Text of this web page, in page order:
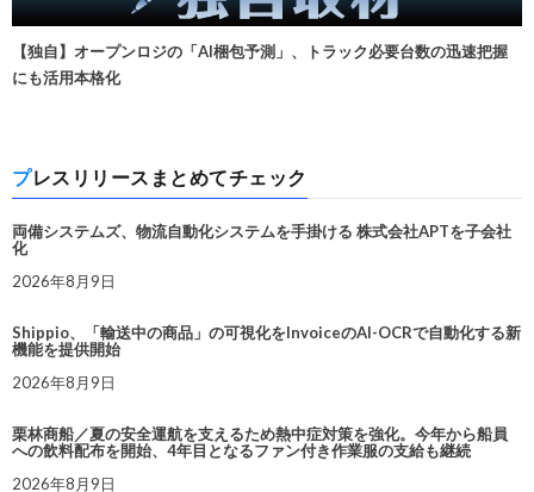
【独自】オープンロジの「AI梱包予測」、トラック必要台数の迅速把握
にも活用本格化
プレスリリースまとめてチェック
両備システムズ、物流自動化システムを手掛ける 株式会社APTを子会社
化
2026年8月9日
Shippio、「輸送中の商品」の可視化をInvoiceのAI-OCRで自動化する新
機能を提供開始
2026年8月9日
栗林商船／夏の安全運航を支えるため熱中症対策を強化。今年から船員
への飲料配布を開始、4年目となるファン付き作業服の支給も継続
2026年8月9日